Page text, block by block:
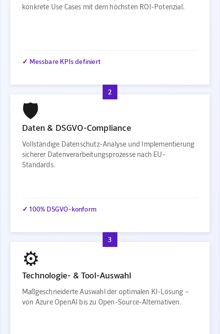
konkrete Use Cases mit dem höchsten ROI-Potenzial.
✓ Messbare KPIs definiert
2
🛡️
Daten & DSGVO-Compliance
Vollständige Datenschutz-Analyse und Implementierung
sicherer Datenverarbeitungsprozesse nach EU-
Standards.
✓ 100% DSGVO-konform
3
⚙️
Technologie- & Tool-Auswahl
Maßgeschneiderte Auswahl der optimalen KI-Lösung –
von Azure OpenAI bis zu Open-Source-Alternativen.